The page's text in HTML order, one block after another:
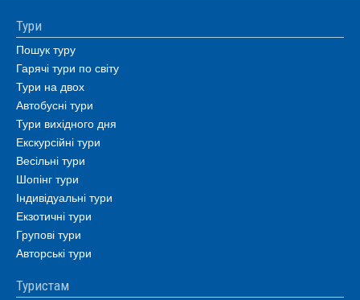
Тури
Пошук туру
Гарячі тури по світу
Тури на двох
Автобусні тури
Тури вихідного дня
Екскурсійні тури
Весільні тури
Шопінг тури
Індивідуальні тури
Екзотичні тури
Групові тури
Авторські тури
Туристам